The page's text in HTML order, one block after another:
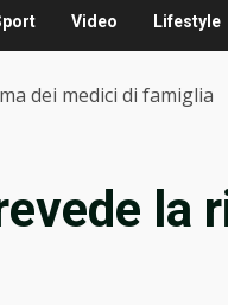
Video Lifestyle
dei medici di famiglia